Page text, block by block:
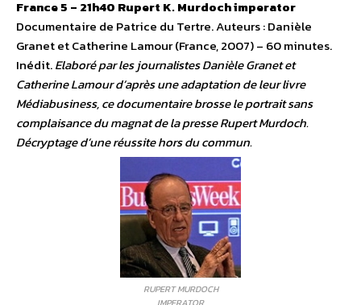
France 5 – 21h40 Rupert K. Murdoch imperator
Documentaire de Patrice du Tertre. Auteurs : Danièle
Granet et Catherine Lamour (France, 2007) – 60 minutes.
Inédit.Elaboré par les journalistes Danièle Granet et
Catherine Lamour d’après une adaptation de leur livre
Médiabusiness, ce documentaire brosse le portrait sans
complaisance du magnat de la presse Rupert Murdoch.
Décryptage d’une réussite hors du commun.
RUPERT MURDOCH